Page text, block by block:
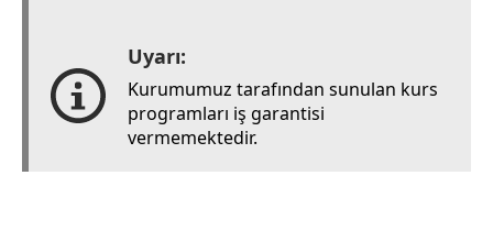
Uyarı:
Kurumumuz tarafından sunulan kurs
programları iş garantisi
vermemektedir.